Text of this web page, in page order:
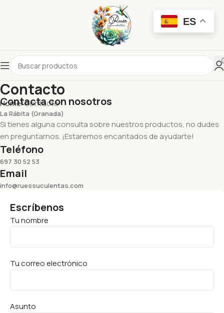
Contacto
Home Contacto
Contacta con nosotros
La Rábita (Granada)
Si tienes alguna consulta sobre nuestros productos, no dudes
en preguntarnos. ¡Estaremos encantados de ayudarte!
Teléfono
697 30 52 53
Email
info@ruessuculentas.com
Escríbenos
Tu nombre
Tu correo electrónico
Asunto
ES